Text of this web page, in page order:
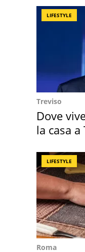
LIFESTYLE
Treviso
Dove
la casa
LIFESTYLE
Roma